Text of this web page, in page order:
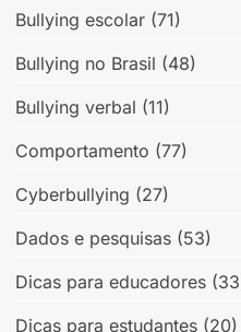
Bullying escolar(71)
Bullying no Brasil (48)
Bullying verbal (11)
Comportamento (77)
Cyberbullying (27)
Dados e pesquisas(53)
Dicas para educadores
Dicas para estudantes(20)